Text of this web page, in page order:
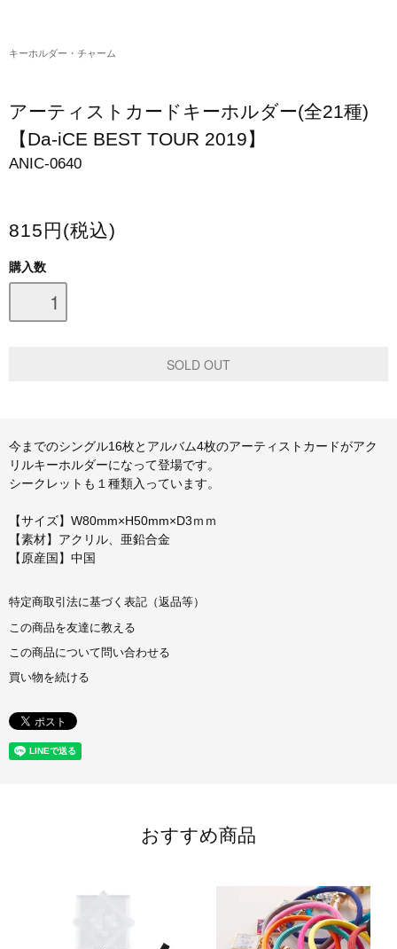
和田颯｜Wagic Hour Worksグッズ
クリスマスアイテム
EC限定グッズ
会場限定グッズ
キーホルダー・チャーム
アーティストカードキーホルダー(全21種)
【Da-iCE BEST TOUR 2019】
ANIC-0640
815円(税込)
購入数
今までのシングル16枚とアルバム4枚のアーティストカードがアク
リルキーホルダーになって登場です。
シークレットも１種類入っています。
【サイズ】W80mm×H50mm×D3ｍｍ
【素材】アクリル、亜鉛合金
【原産国】中国
特定商取引法に基づく表記（返品等）
この商品を友達に教える
この商品について問い合わせる
買い物を続ける
おすすめ商品